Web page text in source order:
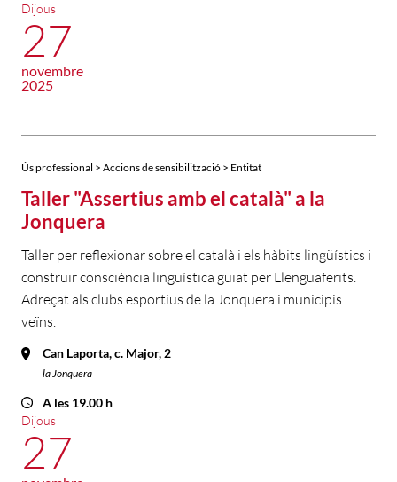
Dijous
27
novembre
2025
Ús professional > Accions de sensibilització > Entitat
Taller "Assertius amb el català" a la
Jonquera
Taller per reflexionar sobre el català i els hàbits lingüístics i
construir consciència lingüística guiat per Llenguaferits.
Adreçat als clubs esportius de la Jonquera i municipis
veïns.
Can Laporta, c. Major, 2
la Jonquera
A les 19.00 h
Dijous
27